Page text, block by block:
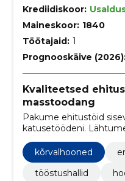
Krediidiskoor:
Maineskoor: 1840
Töötajaid: 1
Prognooskäive
Kvaliteetsed
masstoodang
Pakume ehitustöid
katusetöödeni. Lähtume kliendi erisoovidest ja
kõrvalhooned
tööstushallid